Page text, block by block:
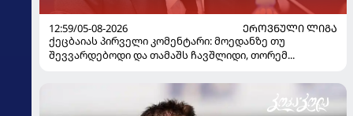
12:59/05-08-2026
ᲔᲠᲝᲕᲜᲣᲚᲘ ᲚᲘᲒᲐ
ქეცბაიას პირველი კომენტარი: მოედანზე თუ
შევვარდებოდი და თამაშს ჩავშლიდი, თორემ...